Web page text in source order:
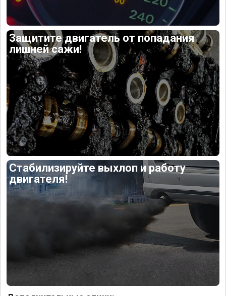
Защитите двигатель от попадания
лишней сажи!
Стабилизируйте выхлоп и работу
двигателя!